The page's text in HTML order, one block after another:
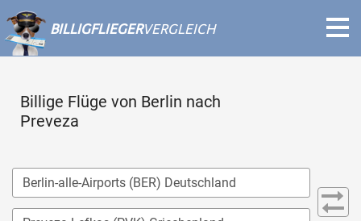
BILLIGFLIEGERVERGLEICH
Billige Flüge von Berlin nach
Preveza